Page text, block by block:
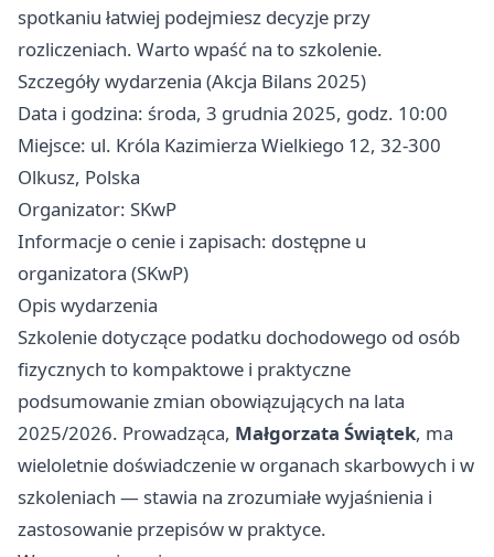
spotkaniu łatwiej podejmiesz decyzje przy
rozliczeniach. Warto wpaść na to szkolenie.
Szczegóły wydarzenia (Akcja Bilans 2025)
Data i godzina: środa, 3 grudnia 2025, godz. 10:00
Miejsce: ul. Króla Kazimierza Wielkiego 12, 32-300
Olkusz, Polska
Organizator: SKwP
Informacje o cenie i zapisach: dostępne u
organizatora (SKwP)
Opis wydarzenia
Szkolenie dotyczące podatku dochodowego od osób
fizycznych to kompaktowe i praktyczne
podsumowanie zmian obowiązujących na lata
2025/2026. Prowadząca, Małgorzata Świątek, ma
wieloletnie doświadczenie w organach skarbowych i w
szkoleniach — stawia na zrozumiałe wyjaśnienia i
zastosowanie przepisów w praktyce.